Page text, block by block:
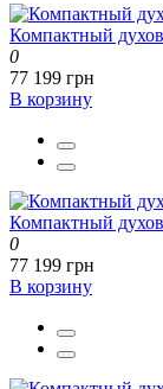
Компактный
0
77 199 грн
В корзину
Компактный
0
77 199 грн
В корзину